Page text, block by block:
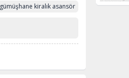
gümüşhane kiralık asansör